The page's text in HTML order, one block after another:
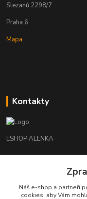
Slezanů 2298/7
Praha 6
Mapa
Kontakty
ESHOP ALENKA
+420602541312
Náš e-shop a partneři
cookies, aby Vám